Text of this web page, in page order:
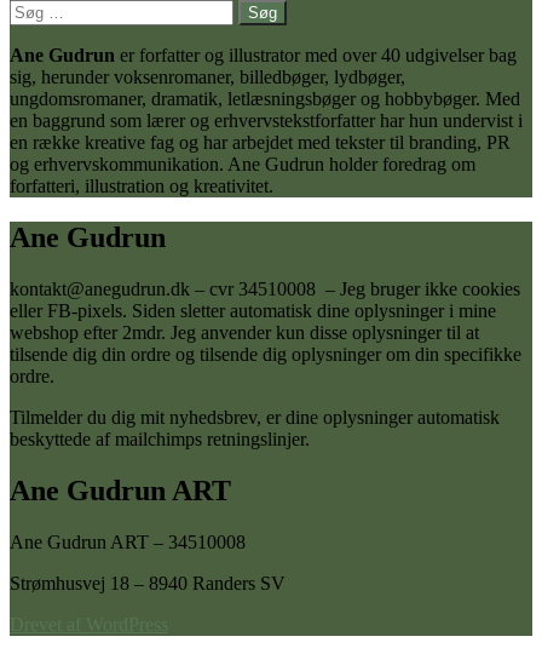
Søg
efter:
Ane Gudrun er forfatter og illustrator med over 40 udgivelser bag
sig, herunder voksenromaner, billedbøger, lydbøger,
ungdomsromaner, dramatik, letlæsningsbøger og hobbybøger. Med
en baggrund som lærer og erhvervstekstforfatter har hun undervist i
en række kreative fag og har arbejdet med tekster til branding, PR
og erhvervskommunikation. Ane Gudrun holder foredrag om
forfatteri, illustration og kreativitet.
Ane Gudrun
kontakt@anegudrun.dk – cvr 34510008 – Jeg bruger ikke cookies
eller FB-pixels. Siden sletter automatisk dine oplysninger i mine
webshop efter 2mdr. Jeg anvender kun disse oplysninger til at
tilsende dig din ordre og tilsende dig oplysninger om din specifikke
ordre.
Tilmelder du dig mit nyhedsbrev, er dine oplysninger automatisk
beskyttede af mailchimps retningslinjer.
Ane Gudrun ART
Ane Gudrun ART – 34510008
Strømhusvej 18 – 8940 Randers SV